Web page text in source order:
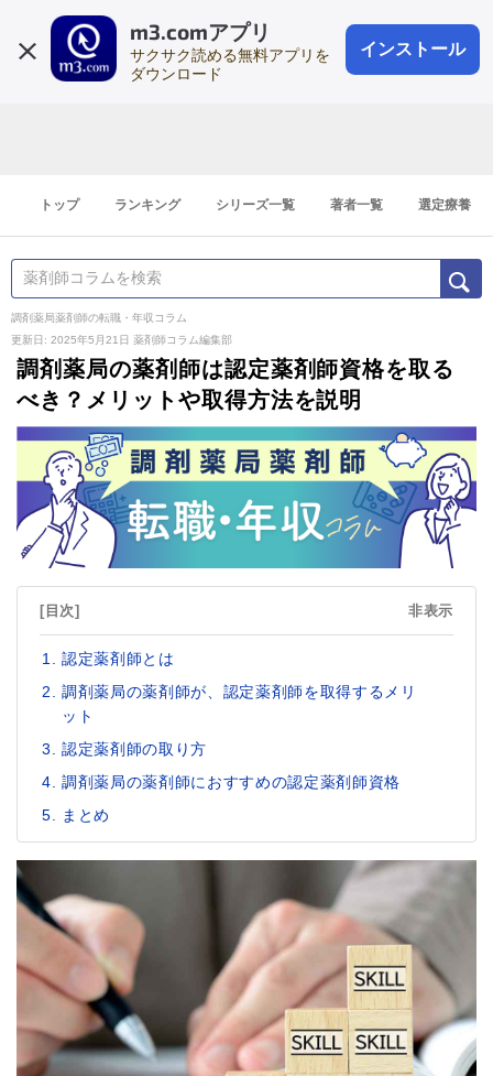
m3.comアプリ
サクサク読める無料アプリを
ダウンロード
インストール
会員登録
登録1分
トップ ランキング シリーズ一覧 著者一覧 選定療養
調剤薬局薬剤師の転職・年収コラム
更新日: 2025年5月21日 薬剤師コラム編集部
調剤薬局の薬剤師は認定薬剤師資格を取る
べき？メリットや取得方法を説明
[目次] 非表示
認定薬剤師とは
調剤薬局の薬剤師が、認定薬剤師を取得するメリ
ット
認定薬剤師の取り方
調剤薬局の薬剤師におすすめの認定薬剤師資格
まとめ